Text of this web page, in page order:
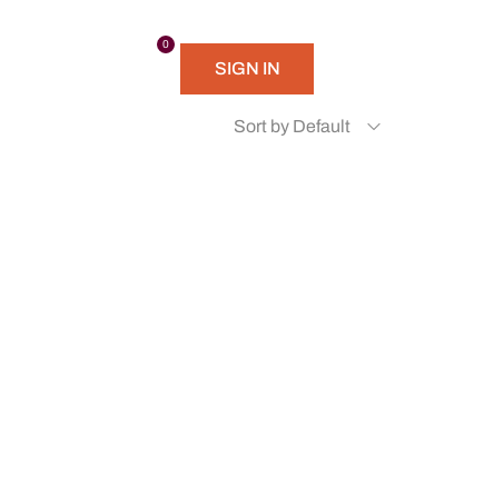
0
SIGN IN
Sort by Default